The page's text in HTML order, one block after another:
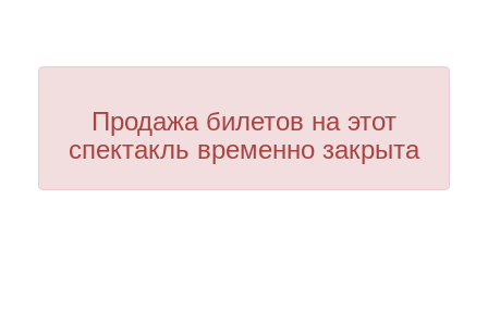
Продажа билетов на этот
спектакль временно закрыта